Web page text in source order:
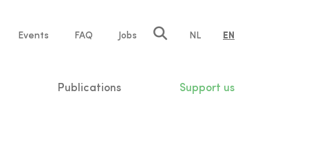
Events FAQ Jobs NL EN
Publications Support us